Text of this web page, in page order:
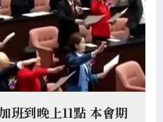
班到晚上11點 本會期